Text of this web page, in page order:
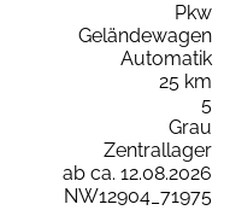
Pkw
Geländewagen
Automatik
25 km
5
Grau
Zentrallager
ab ca. 12.08.2026
NW12904_71975